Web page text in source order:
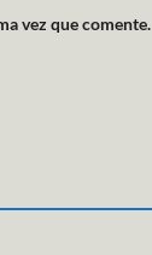
vez que comente.